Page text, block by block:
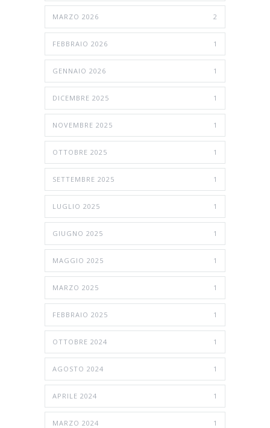
MARZO 2026 2
FEBBRAIO 2026 1
GENNAIO 2026 1
DICEMBRE 2025 1
NOVEMBRE 2025 1
OTTOBRE 2025 1
SETTEMBRE 2025 1
LUGLIO 2025 1
GIUGNO 2025 1
MAGGIO 2025 1
MARZO 2025 1
FEBBRAIO 2025 1
OTTOBRE 2024 1
AGOSTO 2024 1
APRILE 2024 1
MARZO 2024 1